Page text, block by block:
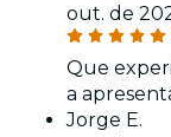
out. de
Que
a
Jorge E.